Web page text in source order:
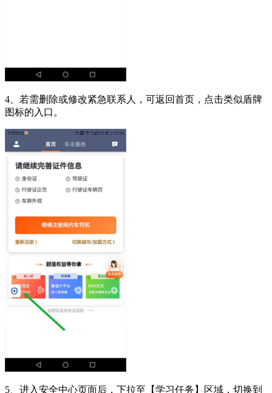
4、若需删除或修改紧急联系人，可返回首页，点击类似盾牌
图标的入口。
5、进入安全中心页面后，下拉至【学习任务】区域，切换到